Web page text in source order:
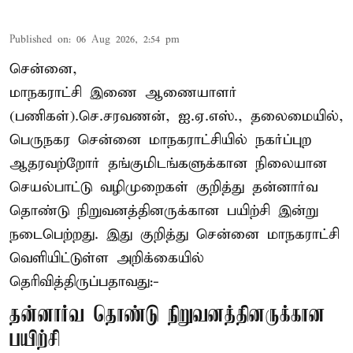
Published on: 06 Aug 2026, 2:54 pm
சென்னை,
மாநகராட்சி இணை ஆணையாளர்
(பணிகள்).செ.சரவணன், ஐ.ஏ.எஸ்., தலைமையில்,
பெருநகர சென்னை மாநகராட்சியில் நகர்ப்புற
ஆதரவற்றோர் தங்குமிடங்களுக்கான நிலையான
செயல்பாட்டு வழிமுறைகள் குறித்து தன்னார்வ
தொண்டு நிறுவனத்தினருக்கான பயிற்சி இன்று
நடைபெற்றது. இது குறித்து சென்னை மாநகராட்சி
வெளியிட்டுள்ள அறிக்கையில்
தெரிவித்திருப்பதாவது:-
தன்னார்வ தொண்டு நிறுவனத்தினருக்கான
பயிற்சி